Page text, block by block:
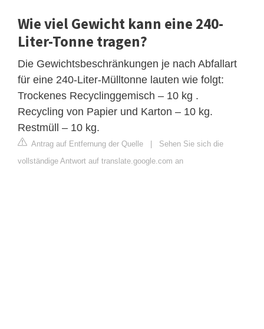
Wie viel Gewicht kann eine 240-
Liter-Tonne tragen?
Die Gewichtsbeschränkungen je nach Abfallart
für eine 240-Liter-Mülltonne lauten wie folgt:
Trockenes Recyclinggemisch – 10 kg .
Recycling von Papier und Karton – 10 kg.
Restmüll – 10 kg.
Antrag auf Entfernung der Quelle | Sehen Sie sich die
vollständige Antwort auf translate.google.com an